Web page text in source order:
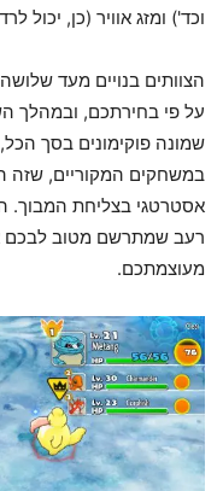
וכד') ומזג אוויר (כן, יכול
הצוותים בנויים מעד
על פי בחירתכם, ובמהלך
שמונה פוקימונים בסך
במשחקים המקוריים, שזה
אסטרטגי בצליחת המבוך.
רעב שמתרשם מטוב לבכם
מעוצמתכם.